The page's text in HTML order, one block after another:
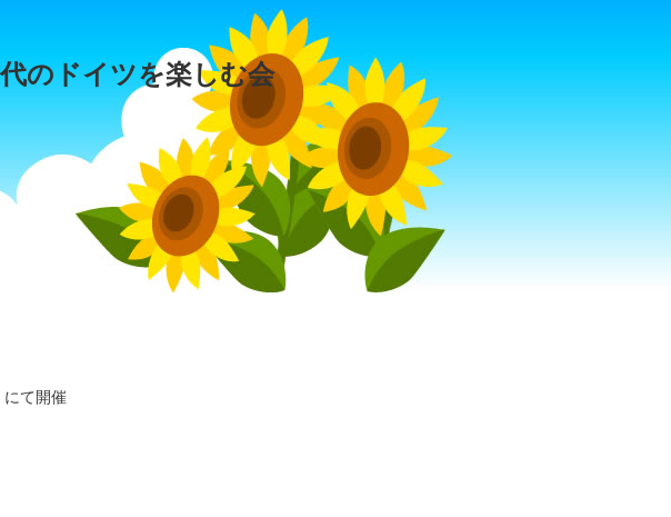
のドイツを楽しむ会
にて開催